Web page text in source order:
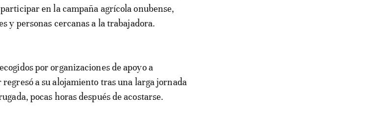
en la campaña agrícola onubense,
y personas cercanas a la trabajadora.
por organizaciones de apoyo a
a su alojamiento tras una larga jornada
pocas horas después de acostarse.